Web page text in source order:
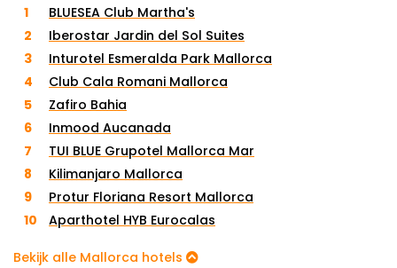
Mallorca kent talloze hotels, appartementen en resorts.
Van kleinschalige boutique hotels tot grote resorts met
alle faciliteiten die je je kunt bedenken. De meeste hotels
op Mallorca bevinden zich bij de badplaatsen of bij de
hoofdstad Palma de Mallorca. Geniet van de Spaanse
zomerzon met een koude cocktail aan een van de
heerlijke stranden die het eiland te bieden heeft. 's Avonds
kom je weer heerlijk thuis bij jouw hotel of appartement.
BLUESEA Club Martha's
Iberostar Jardin del Sol Suites
Inturotel Esmeralda Park Mallorca
Club Cala Romani Mallorca
Zafiro Bahia
Inmood Aucanada
TUI BLUE Grupotel Mallorca Mar
Kilimanjaro Mallorca
Protur Floriana Resort Mallorca
Aparthotel HYB Eurocalas
Bekijk alle Mallorca hotels